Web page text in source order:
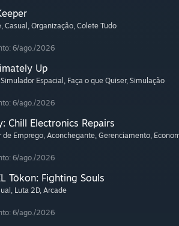
, Casual , Organização, Colete Tudo
6/ago./2026
Up
Simulador Espacial , Faça o que Quiser, Simulação
6/ago./2026
Chill Electronics Repairs
de Emprego, Aconchegante, Gerenciamento,
6/ago./2026
Tōkon: Fighting Souls
, Luta 2D, Arcade
6/ago./2026